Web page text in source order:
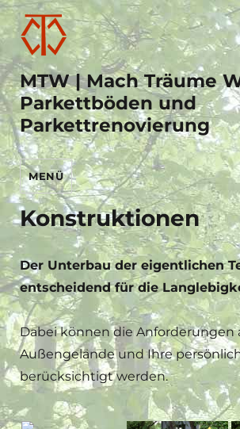
MTW | Mach Träume
Parkettböden und
Parkettrenovierung
MENÜ
Konstruktionen
Der Unterbau der eigentlichen
entscheidend für die
Dabei können die Anforderungen
Außengelände und Ihre
berücksichtigt werden.